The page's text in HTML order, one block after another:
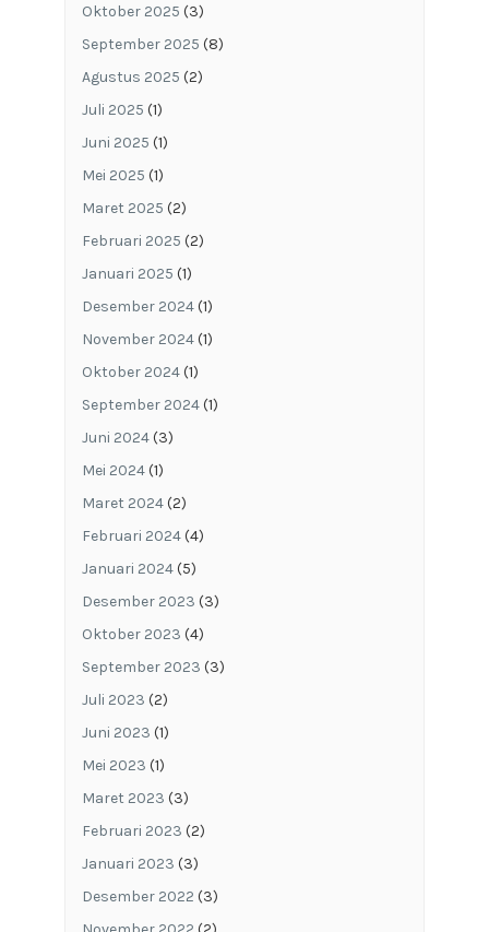
Oktober 2025 (3)
September 2025 (8)
Agustus 2025 (2)
Juli 2025 (1)
Juni 2025 (1)
Mei 2025 (1)
Maret 2025 (2)
Februari 2025 (2)
Januari 2025 (1)
Desember 2024(1)
November 2024(1)
Oktober 2024(1)
September 2024(1)
Juni 2024(3)
Mei 2024(1)
Maret 2024(2)
Februari 2024(4)
Januari 2024(5)
Desember 2023 (3)
Oktober 2023 (4)
September 2023 (3)
Juli 2023 (2)
Juni 2023 (1)
Mei 2023 (1)
Maret 2023 (3)
Februari 2023 (2)
Januari 2023 (3)
Desember 2022 (3)